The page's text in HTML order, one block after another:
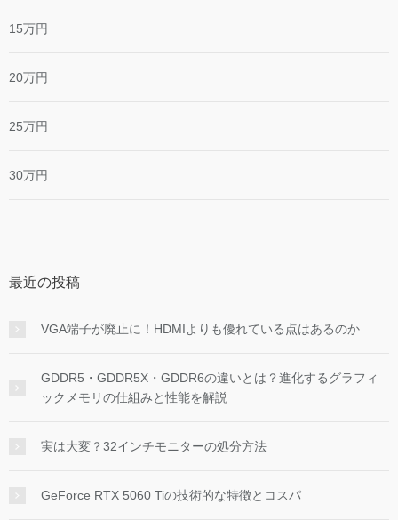
15万円
20万円
25万円
30万円
最近の投稿
VGA端子が廃止に！HDMIよりも優れている点はあるのか
GDDR5・GDDR5X・GDDR6の違いとは？進化するグラフィ
ックメモリの仕組みと性能を解説
実は大変？32インチモニターの処分方法
GeForce RTX 5060 Tiの技術的な特徴とコスパ